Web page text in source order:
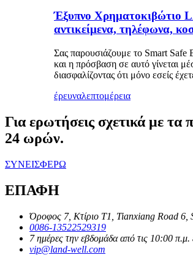
Έξυπνο Χρηματοκιβώτιο
αντικείμενα, τηλέφωνα,
Σας παρουσιάζουμε το Smart Safe
και η πρόσβαση σε αυτό γίνεται
διασφαλίζοντας ότι μόνο εσείς
έρευναλεπτομέρεια
Για ερωτήσεις σχετικά με τα
24 ωρών.
ΣΥΝΕΙΣΦΕΡΩ
ΕΠΑΦΗ
Όροφος 7, Κτίριο T1, Tianxiang Road 6,
0086-13522529319
7 ημέρες την εβδομάδα από τις 10:00
vip@land-well.com